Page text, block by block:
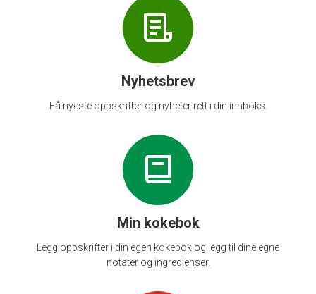
Nyhetsbrev
Få nyeste oppskrifter og nyheter rett i din innboks.
Min kokebok
Legg oppskrifter i din egen kokebok og legg til dine egne
notater og ingredienser.